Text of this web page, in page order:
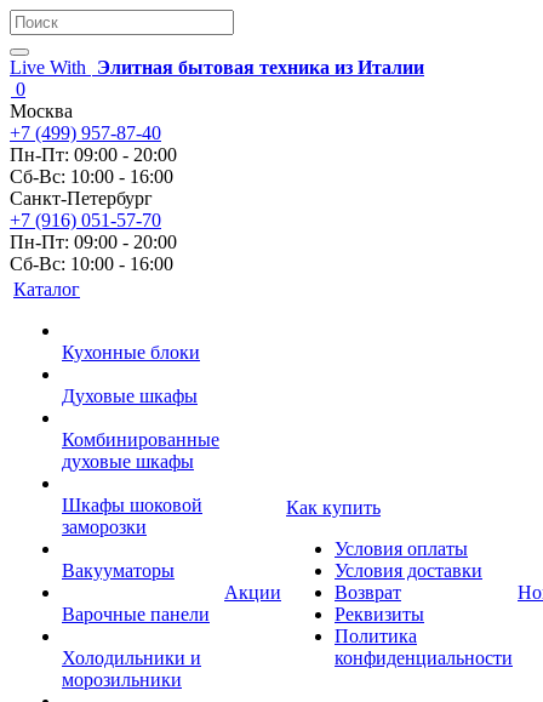
Live With
Элитная бытовая техника из Италии
0
Москва
+7 (499) 957-87-40
Пн-Пт: 09:00 - 20:00
Сб-Вс: 10:00 - 16:00
Санкт-Петербург
+7 (916) 051-57-70
Пн-Пт: 09:00 - 20:00
Сб-Вс: 10:00 - 16:00
Каталог
Кухонные блоки
Духовые шкафы
Комбинированные
духовые шкафы
Шкафы шоковой
заморозки
Вакууматоры
Варочные панели
Холодильники и
морозильники
Акции
Как купить
Условия оплаты
Условия доставки
Возврат
Реквизиты
Политика
конфиденциальности